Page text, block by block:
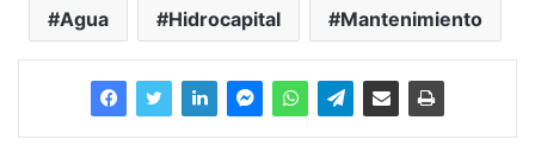
Agua Hidrocapital Mantenimiento